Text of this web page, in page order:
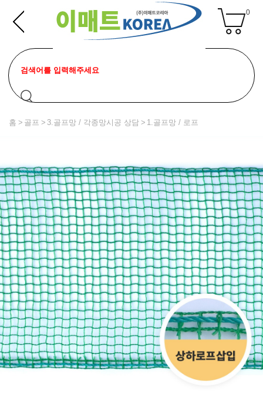
0
홈 골프 3.골프망 / 각종망시공 상담 1.골프망 / 로프